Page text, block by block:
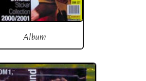
Album